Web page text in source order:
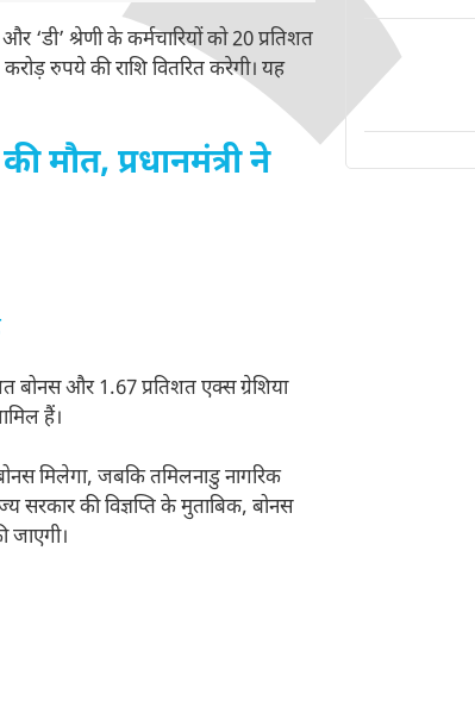
‘डी’ श्रेणी के कर्मचारियों को 20 प्रतिशत
रुपये की राशि वितरित करेगी। यह
मौत, प्रधानमंत्री ने
बोनस और 1.67 प्रतिशत एक्‍स ग्रेशिया
हैं।
मिलेगा, जबकि तमिलनाडु नागरिक
सरकार की विज्ञप्ति के मुताबिक, बोनस
जाएगी।